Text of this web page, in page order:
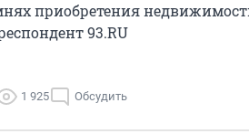
приобретения
93.RU
1 925 Обсудить